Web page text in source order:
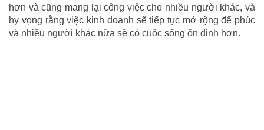
hơn và cũng mang lại công việc cho nhiều người khác, và
hy vọng rằng việc kinh doanh sẽ tiếp tục mở rộng để phúc
và nhiều người khác nữa sẽ có cuộc sống ổn định hơn.